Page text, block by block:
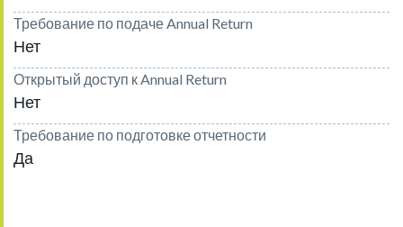
Требование по подаче Annual Return
Нет
Открытый доступ к Annual Return
Нет
Требование по подготовке отчетности
Да